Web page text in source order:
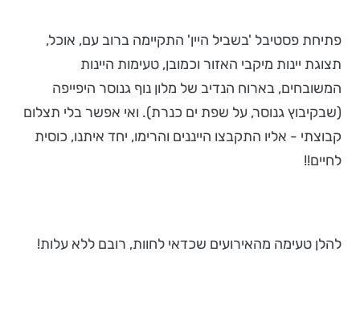
פתיחת פסטיבל 'בשביל היין' התקיימה ברוב עם, אוכל,
תצוגת יינות מיקבי האזור וכמובן, טעימות היינות
המשובחים, בארוח הנדיב של מלון נוף גנוסר היפייפה
(שבקיבוץ גנוסר, על שפת ים כנרת). ואי אפשר בלי תצלום
קבוצתי - אליו התקבצו הייננים והרימו, יחד איתנו, כוסית
לחיים!!
להלן טעימה מהאירועים שכדאי לחוות, רובם ללא עלות!